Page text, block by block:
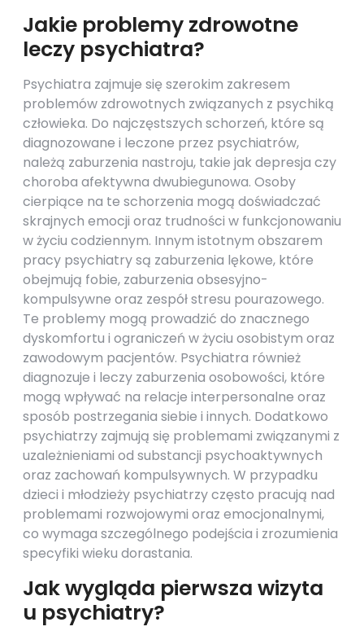
Jakie problemy zdrowotne
leczy psychiatra?
Psychiatra zajmuje się szerokim zakresem
problemów zdrowotnych związanych z psychiką
człowieka. Do najczęstszych schorzeń, które są
diagnozowane i leczone przez psychiatrów,
należą zaburzenia nastroju, takie jak depresja czy
choroba afektywna dwubiegunowa. Osoby
cierpiące na te schorzenia mogą doświadczać
skrajnych emocji oraz trudności w funkcjonowaniu
w życiu codziennym. Innym istotnym obszarem
pracy psychiatry są zaburzenia lękowe, które
obejmują fobie, zaburzenia obsesyjno-
kompulsywne oraz zespół stresu pourazowego.
Te problemy mogą prowadzić do znacznego
dyskomfortu i ograniczeń w życiu osobistym oraz
zawodowym pacjentów. Psychiatra również
diagnozuje i leczy zaburzenia osobowości, które
mogą wpływać na relacje interpersonalne oraz
sposób postrzegania siebie i innych. Dodatkowo
psychiatrzy zajmują się problemami związanymi z
uzależnieniami od substancji psychoaktywnych
oraz zachowań kompulsywnych. W przypadku
dzieci i młodzieży psychiatrzy często pracują nad
problemami rozwojowymi oraz emocjonalnymi,
co wymaga szczególnego podejścia i zrozumienia
specyfiki wieku dorastania.
Jak wygląda pierwsza wizyta
u psychiatry?